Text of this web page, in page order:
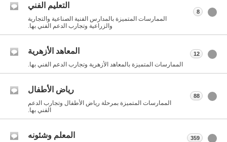
التعليم الفني
الممارسات المتميزة بالمدارس الفنية الصناعية والتجارية
والزراعية وتجارب الدعم الفني بها.
8
المعاهد الأزهرية
الممارسات المتميزة بالمعاهد الأزهرية وتجارب الدعم الفني بها.
12
رياض الأطفال
الممارسات المتميزة بمرحلة رياض الأطفال وتجارب الدعم
الفني بها.
88
المعلم وشئونه 359